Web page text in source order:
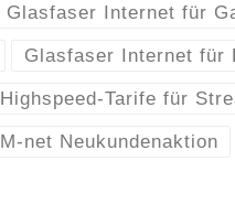
Glasfaser Internet für
Glasfaser Internet für
Highspeed-Tarife für
M-net Neukundenaktion